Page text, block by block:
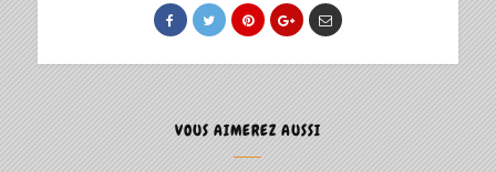
VOUS AIMEREZ AUSSI